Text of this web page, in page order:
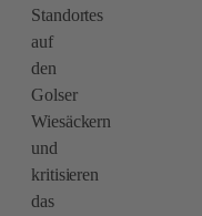
Standortes
auf
den
Golser
Wiesäckern
und
kritisieren
das